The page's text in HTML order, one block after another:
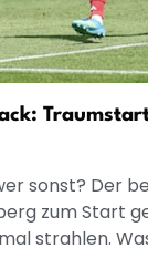
sonst? Der
zum Start
strahlen.